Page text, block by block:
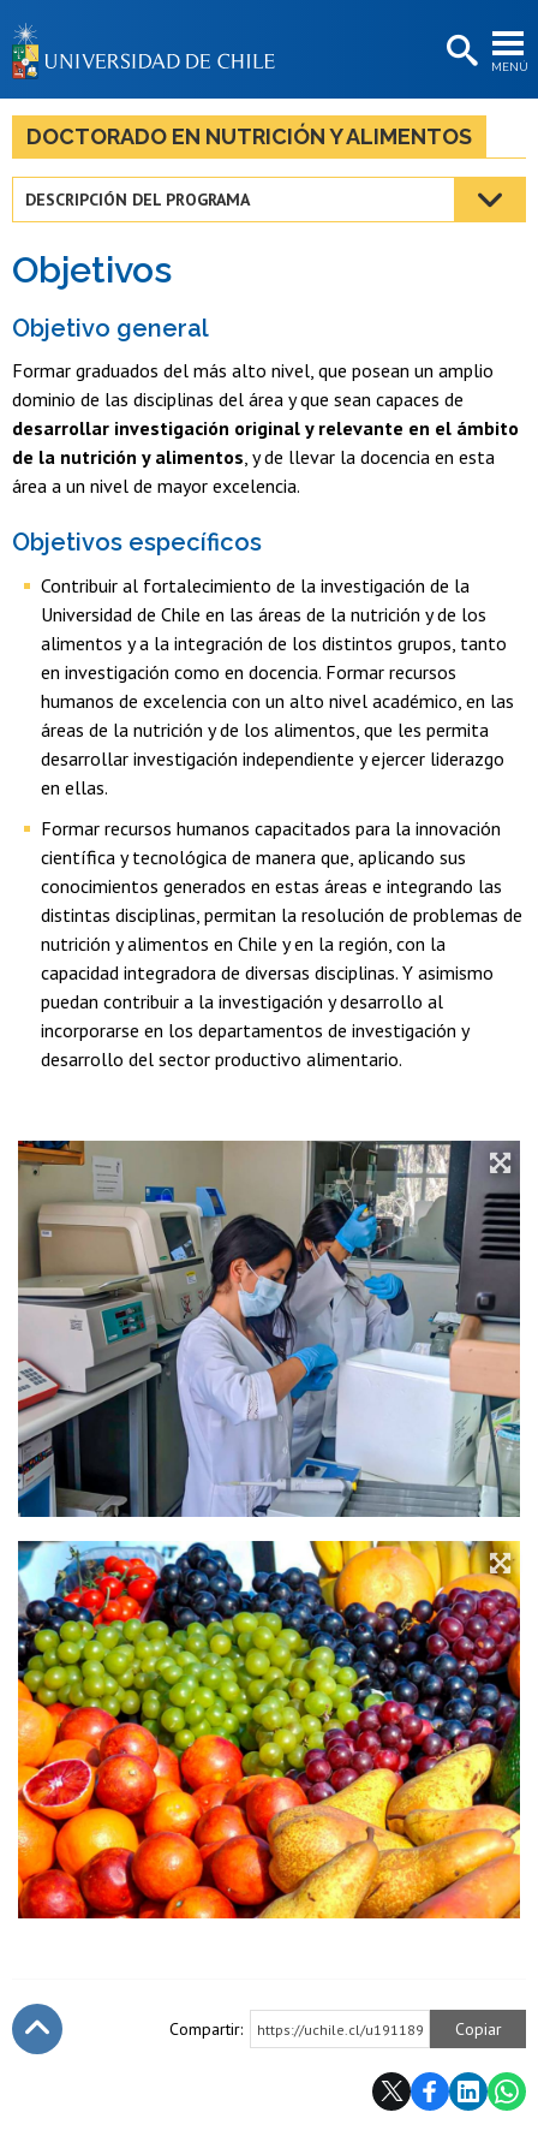
MENÚ
BIBLIOTECAS
LA UNIVERSIDAD
Estudiantes
Egresadas/os
DOCTORADO EN NUTRICIÓN Y ALIMENTOS
DESCRIPCIÓN DEL PROGRAMA
Objetivos
Objetivo general
Formar graduados del más alto nivel, que posean un amplio
dominio de las disciplinas del área y que sean capaces de
desarrollar investigación original y relevante en el ámbito
de la nutrición y alimentos, y de llevar la docencia en esta
área a un nivel de mayor excelencia.
Objetivos específicos
Contribuir al fortalecimiento de la investigación de la
Universidad de Chile en las áreas de la nutrición y de los
alimentos y a la integración de los distintos grupos, tanto
en investigación como en docencia. Formar recursos
humanos de excelencia con un alto nivel académico, en las
áreas de la nutrición y de los alimentos, que les permita
desarrollar investigación independiente y ejercer liderazgo
en ellas.
Formar recursos humanos capacitados para la innovación
científica y tecnológica de manera que, aplicando sus
conocimientos generados en estas áreas e integrando las
distintas disciplinas, permitan la resolución de problemas de
nutrición y alimentos en Chile y en la región, con la
capacidad integradora de diversas disciplinas. Y asimismo
puedan contribuir a la investigación y desarrollo al
incorporarse en los departamentos de investigación y
desarrollo del sector productivo alimentario.
Compartir: https://uchile.cl/u191189 Copiar